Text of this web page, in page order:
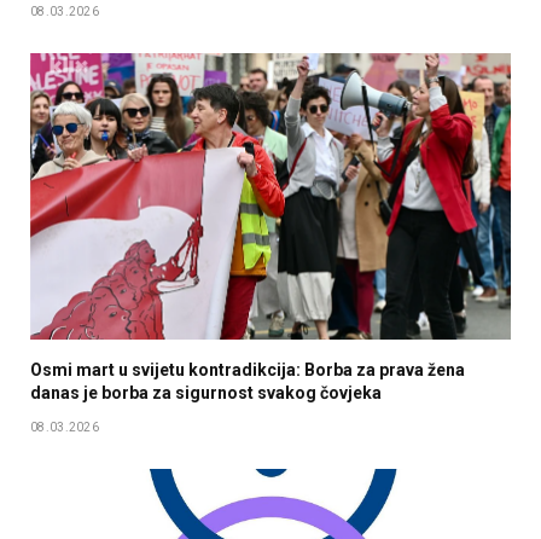
08.03.2026
Osmi mart u svijetu kontradikcija: Borba za prava žena
danas je borba za sigurnost svakog čovjeka
08.03.2026